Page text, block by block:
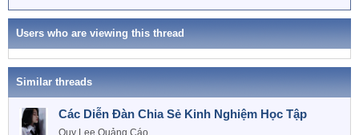
Users who are viewing this thread
Similar threads
Các Diễn Đàn Chia Sẻ Kinh Nghiệm Học Tập
Quy Lee Quảng Cáo